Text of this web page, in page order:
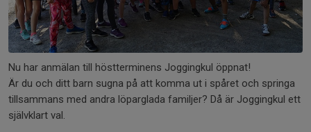
Nu har anmälan till höstterminens Joggingkul öppnat!
Är du och ditt barn sugna på att komma ut i spåret och springa
tillsammans med andra löparglada familjer? Då är Joggingkul ett
självklart val.